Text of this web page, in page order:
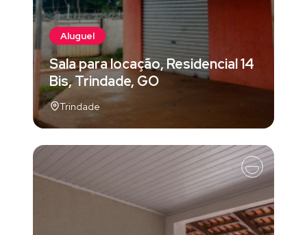
Aluguel
Sala para locação, Residencial 14
Bis, Trindade, GO
Trindade